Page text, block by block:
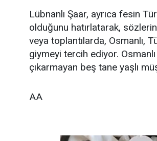
Lübnanlı Şaar, ayrıca fesin
olduğunu hatırlatarak,
veya toplantılarda, Osmanlı,
giymeyi tercih ediyor.
çıkarmayan beş tane yaşlı
AA